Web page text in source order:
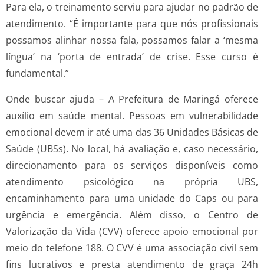
Para ela, o treinamento serviu para ajudar no padrão de
atendimento. “É importante para que nós profissionais
possamos alinhar nossa fala, possamos falar a ‘mesma
língua’ na ‘porta de entrada’ de crise. Esse curso é
fundamental.”
Onde buscar ajuda – A Prefeitura de Maringá oferece
auxílio em saúde mental. Pessoas em vulnerabilidade
emocional devem ir até uma das 36 Unidades Básicas de
Saúde (UBSs). No local, há avaliação e, caso necessário,
direcionamento para os serviços disponíveis como
atendimento psicológico na própria UBS,
encaminhamento para uma unidade do Caps ou para
urgência e emergência. Além disso, o Centro de
Valorização da Vida (CVV) oferece apoio emocional por
meio do telefone 188. O CVV é uma associação civil sem
fins lucrativos e presta atendimento de graça 24h